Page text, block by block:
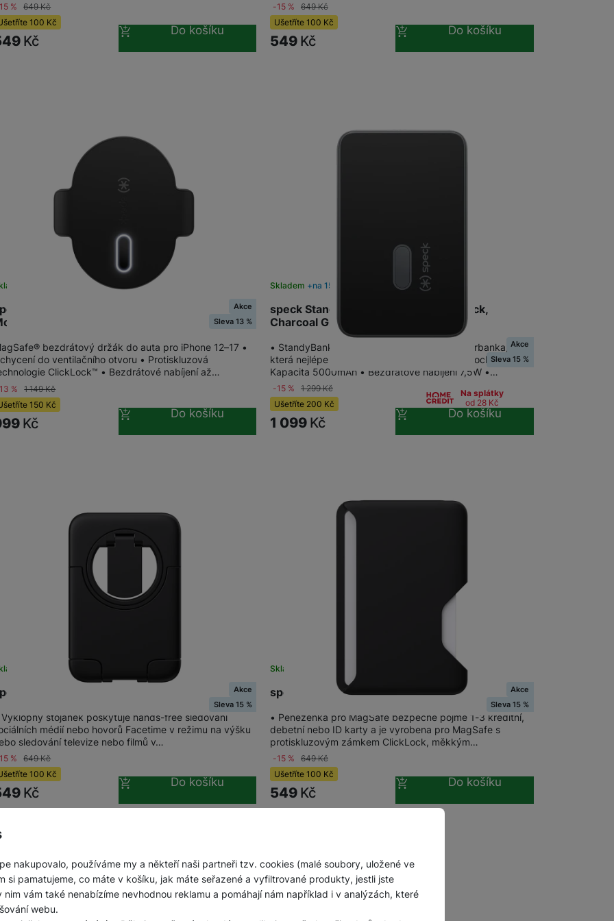
nakupovalo, používáme my a někteří naši partneři tzv. cookies (malé soubory, uložené ve
si pamatujeme, co máte v košíku, jak máte seřazené a vyfiltrované produkty, jestli jste
nim vám také nenabízíme nevhodnou reklamu a pomáhají nám například i v analýzách, které
webu.
% 649Kč
100 Kč
Kč
Do košíku
-15 % 649Kč
Ušetříte 100 Kč
549 Kč
Do košíku
ClickLock Wireless Charging Car Vent
na prodejně na 6 prodejnách
Akce
Sleva 13 %
bezdrátový držák do auta pro iPhone 12–17 •
do ventilačního otvoru • Protiskluzová
ClickLock™ • Bezdrátové nabíjení až…
% 1 149Kč
150 Kč
Kč
Do košíku
speck StandyBank 5000mAh+ClickLock,
Charcoal Grey
Skladem na 15 prodejnách
Akce
Sleva 15 %
• StandyBankfor MagSafe - stojánková Powerbanka,
která nejlépe funguje s pouzdry Speck ClickLock •
Kapacita 5000mAh • Bezdrátové nabíjeni 7,5W •…
-15 % 1 299Kč
Ušetříte 200 Kč
1 099 Kč
Na splátky
od 28 Kč
Do košíku
ClickLock StandyGrip For MagSafe, Black
na 2 prodejnách
Akce
Sleva 15 %
Výklopný stojánek poskytuje hands-free sledování
médií nebo hovorů Facetime v režimu na výšku
sledování televize nebo filmů v…
% 649Kč
100 Kč
Kč
Do košíku
speck ClickLock Wallet For MagSafe, Black
Skladem
Akce
Sleva 15 %
• Peněženka pro MagSafe bezpečně pojme 1-3 kreditní,
debetní nebo ID karty a je vyrobena pro MagSafe s
protiskluzovým zámkem ClickLock, měkkým…
-15 % 649Kč
Ušetříte 100 Kč
549 Kč
Do košíku